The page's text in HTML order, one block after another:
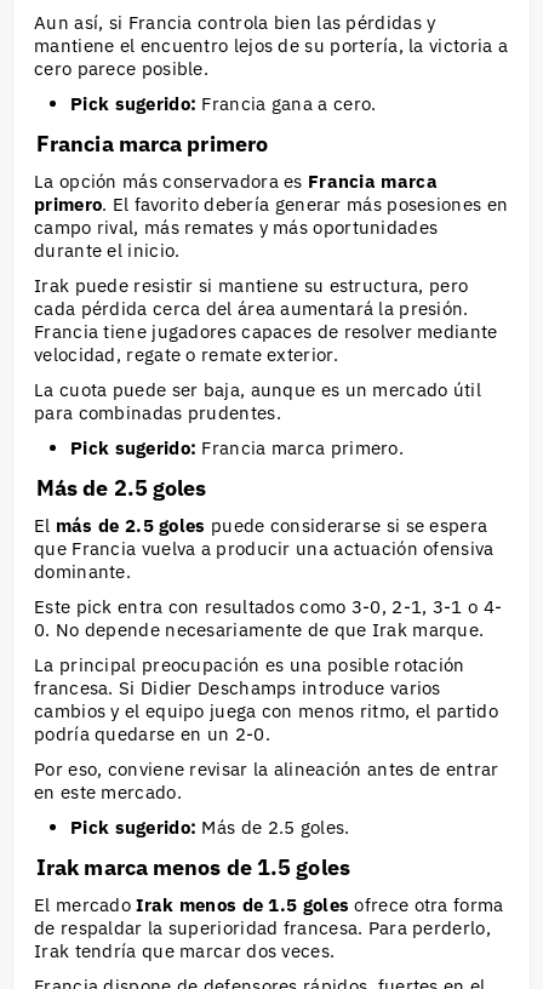
Aun así, si Francia controla bien las pérdidas y
mantiene el encuentro lejos de su portería, la victoria a
cero parece posible.
Pick sugerido: Francia gana a cero.
Francia marca primero
La opción más conservadora es Francia marca
primero. El favorito debería generar más posesiones en
campo rival, más remates y más oportunidades
durante el inicio.
Irak puede resistir si mantiene su estructura, pero
cada pérdida cerca del área aumentará la presión.
Francia tiene jugadores capaces de resolver mediante
velocidad, regate o remate exterior.
La cuota puede ser baja, aunque es un mercado útil
para combinadas prudentes.
Pick sugerido: Francia marca primero.
Más de 2.5 goles
El más de 2.5 goles puede considerarse si se espera
que Francia vuelva a producir una actuación ofensiva
dominante.
Este pick entra con resultados como 3-0, 2-1, 3-1 o 4-
0. No depende necesariamente de que Irak marque.
La principal preocupación es una posible rotación
francesa. Si Didier Deschamps introduce varios
cambios y el equipo juega con menos ritmo, el partido
podría quedarse en un 2-0.
Por eso, conviene revisar la alineación antes de entrar
en este mercado.
Pick sugerido: Más de 2.5 goles.
Irak marca menos de 1.5 goles
El mercadoIrak menos de 1.5 goles ofrece otra forma
de respaldar la superioridad francesa. Para perderlo,
Irak tendría que marcar dos veces.